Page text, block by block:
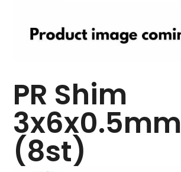
PR Shim
3x6x0.5mm
(8st)